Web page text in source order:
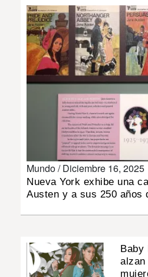
INSÓLITAS
MULTIMEDIA
IMPRESO
Mundo /Diciembre 16, 2025
Nueva York exhibe una
Austen y a sus 250 años
Baby